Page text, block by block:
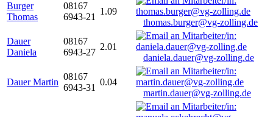
Burger
Thomas
08167
6943-21
1.09
thomas.burger@vg-zolling.de
Dauer
Daniela
08167
6943-27
2.01
daniela.dauer@vg-zolling.de
Dauer Martin
08167
6943-31
0.04
martin.dauer@vg-zolling.de